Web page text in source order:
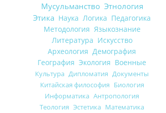
Мусульманство Этнология
Этика Наука Логика Педагогика
Методология Языкознание
Литература Искусство
Археология Демография
География Экология Военные
Культура Дипломатия Документы
Китайская философия Биология
Информатика Антропология
Теология Эстетика Математика